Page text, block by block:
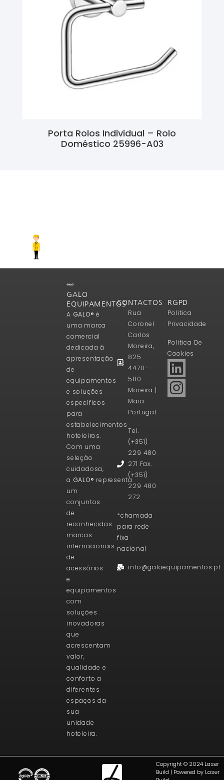
Porta Rolos Individual – Rolo
Doméstico 25996-A03
GALO
EQUIPAMENTOS
A GALO® é
uma marca
comercial
dedicada à
apresentação
de
equipamentos
e soluções
específicos
para
estabelecimentos
hoteleiros.
Com uma
seleção
cuidadosa,
a GALO® representa
um
conjuntos
de
reconhecidas
marcas
internacionais
de
acessórios
e
equipamentos
com
soluções
inovadoras
que
acrescentam
valor,
qualidade e
conforto a
diferentes
espaços da
sua
unidade
hoteleira.
CONTACTOS
Rua
Coronel
Carlos
Moreira,
825
4470-
580
Moreira |
Maia
Portugal
Tel.
(+351)
229 480
271 Fax.
(+351)
229 480
272
*chamada
para rede
fixa
nacional
info@galoequipamentos.pt
RGPD
Politica
Privacidade
Politica De
Cookies
Copyright © 2024 Laser
Build | Powered by Laser